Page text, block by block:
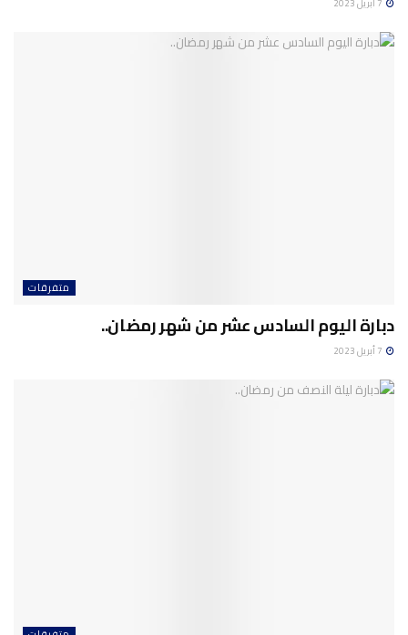
متفرقات
دبارة اليوم السادس عشر من شهر رمضان..